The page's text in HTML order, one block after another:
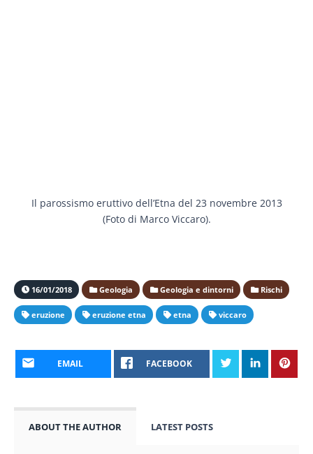
Il parossismo eruttivo dell’Etna del 23 novembre 2013
(Foto di Marco Viccaro).
16/01/2018 Geologia Geologia e dintorni Rischi
eruzione eruzione etna etna viccaro
EMAIL FACEBOOK
ABOUT THE AUTHOR LATEST POSTS